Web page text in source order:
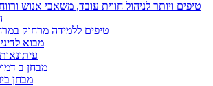
21 טיפים ללמידה מרחוק
מבוא
מבחן ב
מבחן